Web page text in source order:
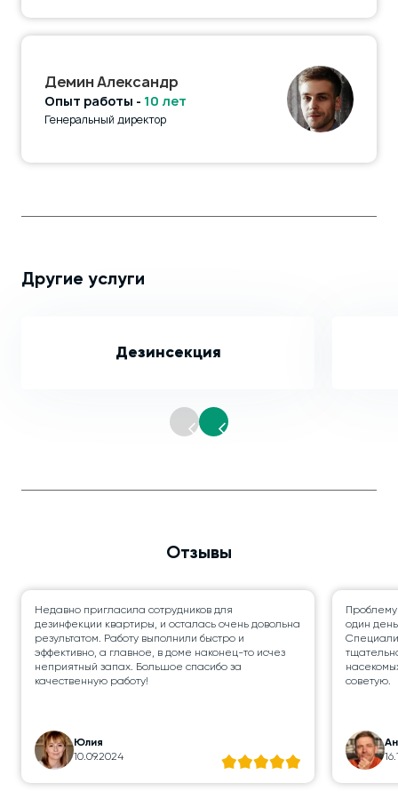
Демин Александр
Опыт работы - 10 лет
Генеральный директор
Другие услуги
Дезинсекция
Отзывы
Недавно пригласила сотрудников для
дезинфекции квартиры, и осталась очень довольна
результатом. Работу выполнили быстро и
эффективно, а главное, в доме наконец-то исчез
неприятный запах. Большое спасибо за
качественную работу!
Юлия
10.09.2024
один
советую.